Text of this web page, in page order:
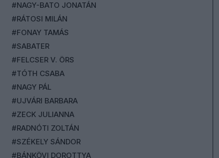
#NAGY-BATO JONATÁN
#RÁTOSI MILÁN
#FONAY TAMÁS
#SABATER
#FELCSER V. ÖRS
#TÓTH CSABA
#NAGY PÁL
#UJVÁRI BARBARA
#ZECK JULIANNA
#RADNÓTI ZOLTÁN
#SZÉKELY SÁNDOR
#BÁNKÖVI DOROTTYA